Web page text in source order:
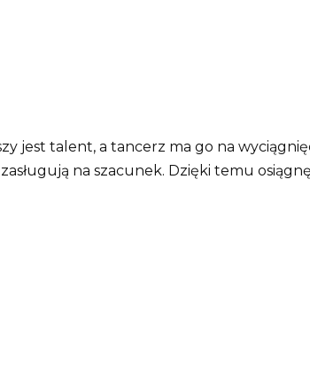
jest talent, a tancerz ma go na
na szacunek. Dzięki temu